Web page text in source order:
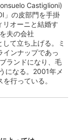
Castiglioni)
」の皮部門を手掛
リオーニと結婚す
夫の会社
して立ち上げる。ミ
インナップであっ
ランドになり、毛
になる。2001年メ
行っている。